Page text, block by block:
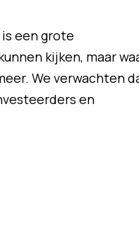
een grote
kijken, maar
We verwachten
en